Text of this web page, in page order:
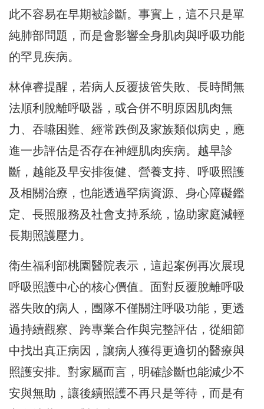
此不容易在早期被診斷。事實上，這不只是單
純肺部問題，而是會影響全身肌肉與呼吸功能
的罕見疾病。
林倬睿提醒，若病人反覆拔管失敗、長時間無
法順利脫離呼吸器，或合併不明原因肌肉無
力、吞嚥困難、經常跌倒及家族類似病史，應
進一步評估是否存在神經肌肉疾病。越早診
斷，越能及早安排復健、營養支持、呼吸照護
及相關治療，也能透過罕病資源、身心障礙鑑
定、長照服務及社會支持系統，協助家庭減輕
長期照護壓力。
衛生福利部桃園醫院表示，這起案例再次展現
呼吸照護中心的核心價值。面對反覆脫離呼吸
器失敗的病人，團隊不僅關注呼吸功能，更透
過持續觀察、跨專業合作與完整評估，從細節
中找出真正病因，讓病人獲得更適切的醫療與
照護安排。對家屬而言，明確診斷也能減少不
安與無助，讓後續照護不再只是等待，而是有